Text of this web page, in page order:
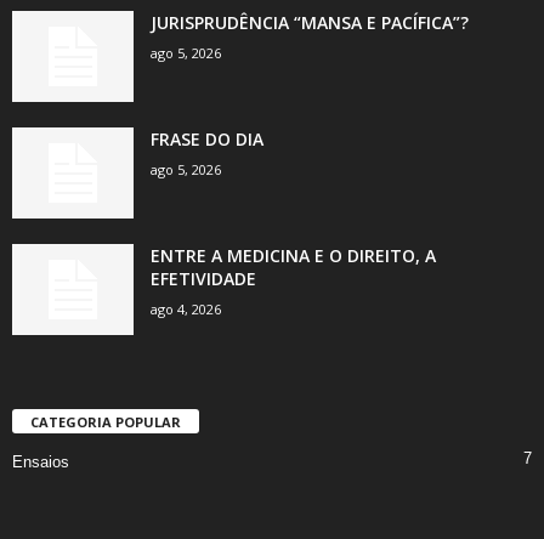
JURISPRUDÊNCIA “MANSA E PACÍFICA”?
ago 5, 2026
FRASE DO DIA
ago 5, 2026
ENTRE A MEDICINA E O DIREITO, A
EFETIVIDADE
ago 4, 2026
CATEGORIA POPULAR
Ensaios 7